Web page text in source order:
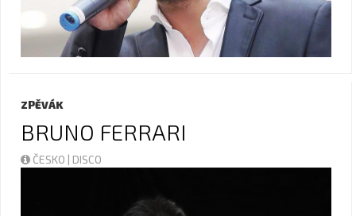
ZPĚVÁK
BRUNO FERRARI
ČESKO | DISCO